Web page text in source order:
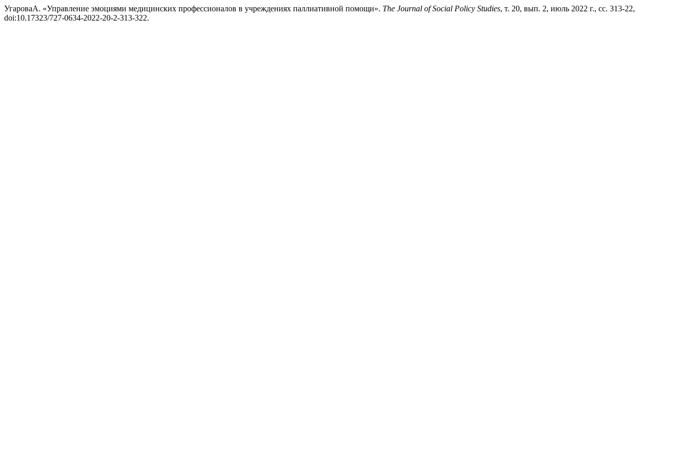
УгароваА. «Управление эмоциями медицинских профессионалов в учреждениях паллиативной помощи». The Journal of Social Policy Studies, т. 20, вып. 2, июль 2022 г., сс. 313-22,
doi:10.17323/727-0634-2022-20-2-313-322.